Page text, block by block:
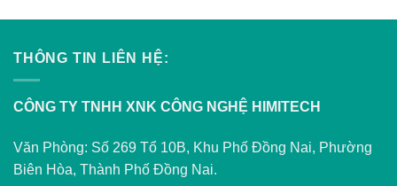
THÔNG TIN LIÊN HỆ:
CÔNG TY TNHH XNK CÔNG NGHỆ HIMITECH
Văn Phòng: Số 269 Tổ 10B, Khu Phố Đồng Nai, Phường
Biên Hòa, Thành Phố Đồng Nai.